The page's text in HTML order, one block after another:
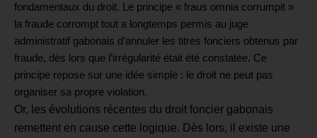
fondamentaux du droit.
Le principe « fraus omnia corrumpit »
la fraude corrompt tout a longtemps permis au juge
administratif gabonais d’annuler les titres fonciers obtenus par
fraude, dès lors que l’irrégularité était été constatée. Ce
principe repose sur une idée simple : le droit ne peut pas
organiser sa propre violation.
Or, les évolutions récentes du droit foncier gabonais
remettent en cause cette logique. Dès lors, il existe une